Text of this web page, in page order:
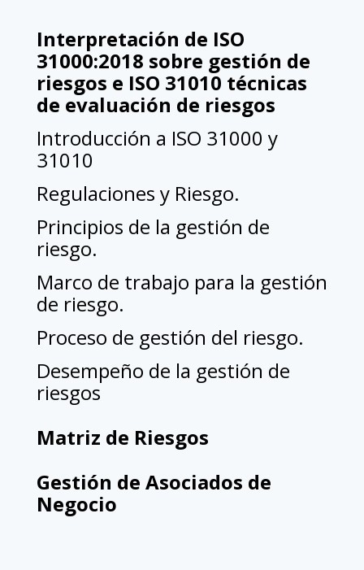
Interpretación de ISO
31000:2018 sobre gestión de
riesgos e ISO 31010 técnicas
de evaluación de riesgos
Introducción a ISO 31000 y
31010
Regulaciones y Riesgo.
Principios de la gestión de
riesgo.
Marco de trabajo para la gestión
de riesgo.
Proceso de gestión del riesgo.
Desempeño de la gestión de
riesgos
Matriz de Riesgos
Gestión de Asociados de
Negocio